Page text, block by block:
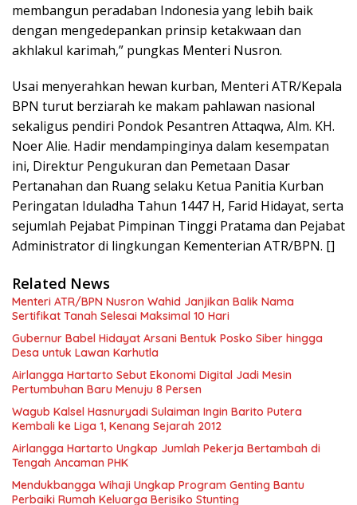
membangun peradaban Indonesia yang lebih baik
dengan mengedepankan prinsip ketakwaan dan
akhlakul karimah,” pungkas Menteri Nusron.
Usai menyerahkan hewan kurban, Menteri ATR/Kepala
BPN turut berziarah ke makam pahlawan nasional
sekaligus pendiri Pondok Pesantren Attaqwa, Alm. KH.
Noer Alie. Hadir mendampinginya dalam kesempatan
ini, Direktur Pengukuran dan Pemetaan Dasar
Pertanahan dan Ruang selaku Ketua Panitia Kurban
Peringatan Iduladha Tahun 1447 H, Farid Hidayat, serta
sejumlah Pejabat Pimpinan Tinggi Pratama dan Pejabat
Administrator di lingkungan Kementerian ATR/BPN. []
Related News
Menteri ATR/BPN Nusron Wahid Janjikan Balik Nama
Sertifikat Tanah Selesai Maksimal 10 Hari
Gubernur Babel Hidayat Arsani Bentuk Posko Siber hingga
Desa untuk Lawan Karhutla
Airlangga Hartarto Sebut Ekonomi Digital Jadi Mesin
Pertumbuhan Baru Menuju 8 Persen
Wagub Kalsel Hasnuryadi Sulaiman Ingin Barito Putera
Kembali ke Liga 1, Kenang Sejarah 2012
Airlangga Hartarto Ungkap Jumlah Pekerja Bertambah di
Tengah Ancaman PHK
Mendukbangga Wihaji Ungkap Program Genting Bantu
Perbaiki Rumah Keluarga Berisiko Stunting